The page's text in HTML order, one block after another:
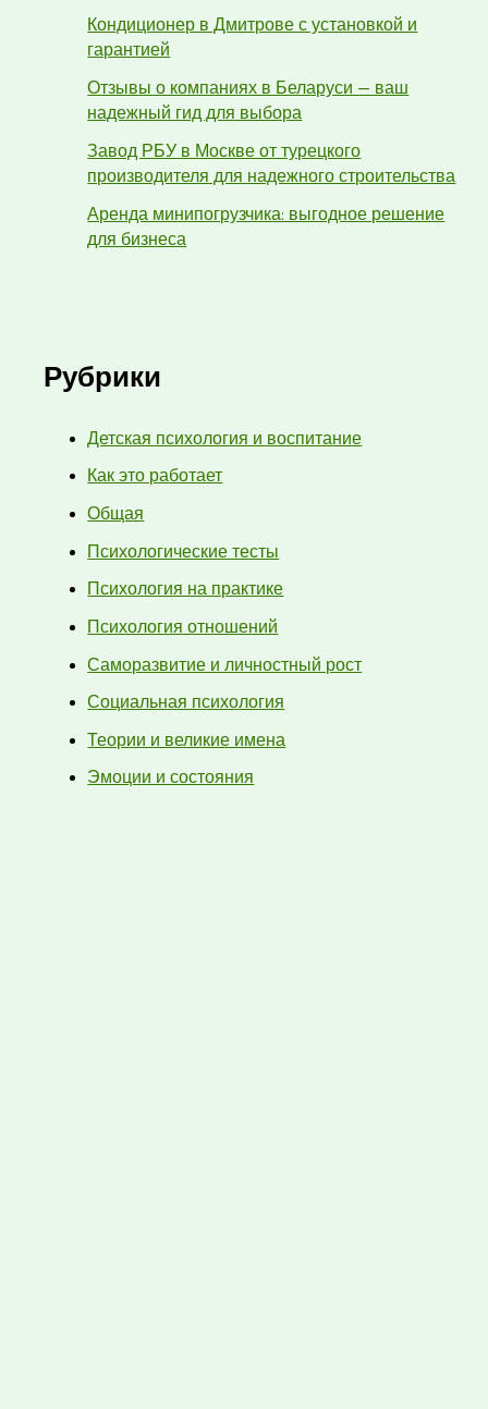
Кондиционер в Дмитрове с установкой и
гарантией
Отзывы о компаниях в Беларуси — ваш
надежный гид для выбора
Завод РБУ в Москве от турецкого
производителя для надежного строительства
Аренда минипогрузчика: выгодное решение
для бизнеса
Рубрики
Детская психология и воспитание
Как это работает
Общая
Психологические тесты
Психология на практике
Психология отношений
Саморазвитие и личностный рост
Социальная психология
Теории и великие имена
Эмоции и состояния